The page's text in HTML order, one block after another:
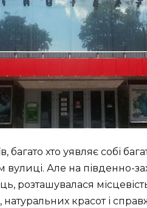
хто уявляє собі
Але на південно-
розташувалася
красот і